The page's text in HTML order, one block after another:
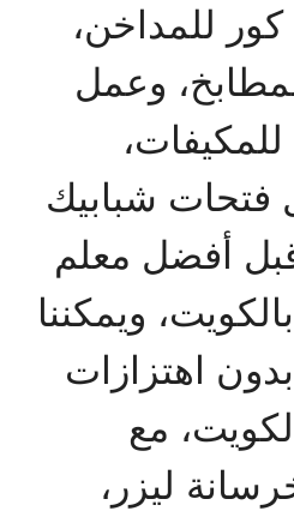
للمداخن،
وعمل
فتحات شبابيك
أفضل معلم
ويمكننا
اهتزازات
مع
ليزر،